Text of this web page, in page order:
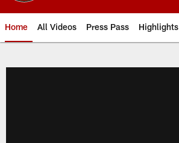
Home All Videos Press Pass Highlights